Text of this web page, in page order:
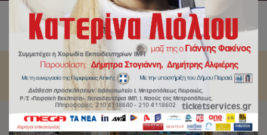
Αρχική Γενική Κατηγορία ,Δελτία Τύπου,Λατρευτική
/
Η Κυριακή της Πεντηκοστής στον Καθεδρικό Ιερό Ναό
Αγίας Τριάδος Πειραιώς.